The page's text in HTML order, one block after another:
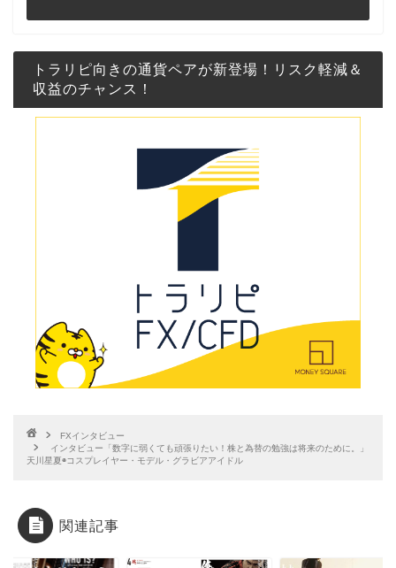
トラリピ向きの通貨ペアが新登場！リスク軽減＆
収益のチャンス！
FXインタビュー
インタビュー「数字に弱くても頑張りたい！株と為替の勉強は将来のために。」
天川星夏◉コスプレイヤー・モデル・グラビアアイドル
関連記事